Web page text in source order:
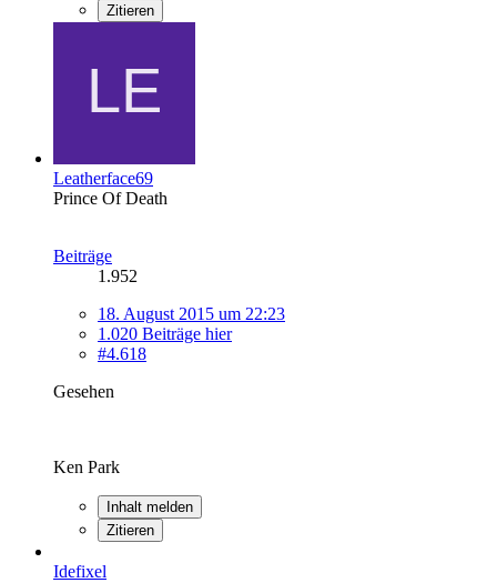
Zitieren
Leatherface69
Prince Of Death
Beiträge
1.952
18. August 2015 um 22:23
1.020 Beiträge hier
#4.618
Gesehen
Ken Park
Inhalt melden
Zitieren
Idefixel